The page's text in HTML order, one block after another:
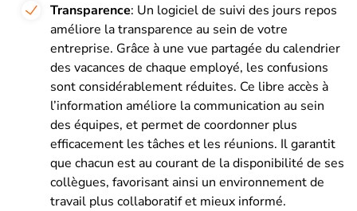
Transparence: Un logiciel de suivi des jours repos
améliore la transparence au sein de votre
entreprise. Grâce à une vue partagée du calendrier
des vacances de chaque employé, les confusions
sont considérablement réduites. Ce libre accès à
l’information améliore la communication au sein
des équipes, et permet de coordonner plus
efficacement les tâches et les réunions. Il garantit
que chacun est au courant de la disponibilité de ses
collègues, favorisant ainsi un environnement de
travail plus collaboratif et mieux informé.